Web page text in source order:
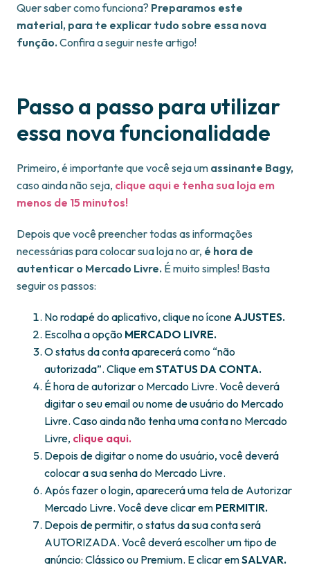
Quer saber como funciona? Preparamos este
material, para te explicar tudo sobre essa nova
função. Confira a seguir neste artigo!
Passo a passo para utilizar
essa nova funcionalidade
Primeiro, é importante que você seja um assinante Bagy,
caso ainda não seja, clique aqui e tenha sua loja em
menos de 15 minutos!
Depois que você preencher todas as informações
necessárias para colocar sua loja no ar, é hora de
autenticar o Mercado Livre. É muito simples! Basta
seguir os passos:
No rodapé do aplicativo, clique no íconeAJUSTES.
Escolha a opção MERCADO LIVRE.
O status da conta aparecerá como “não
autorizada”. Clique emSTATUS DA CONTA.
É hora de autorizar o Mercado Livre. Você deverá
digitar o seu email ou nome de usuário do Mercado
Livre. Caso ainda não tenha uma conta no Mercado
Livre, clique aqui.
Depois de digitar o nome do usuário, você deverá
colocar a sua senha do Mercado Livre.
Após fazer o login, aparecerá uma tela de Autorizar
Mercado Livre. Você deve clicar em PERMITIR.
Depois de permitir, o status da sua conta será
AUTORIZADA. Você deverá escolher um tipo de
anúncio: Clássico ou Premium. E clicar emSALVAR.